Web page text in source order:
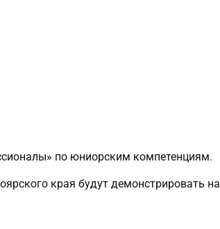
по юниорским компетенциям.
края будут демонстрировать на